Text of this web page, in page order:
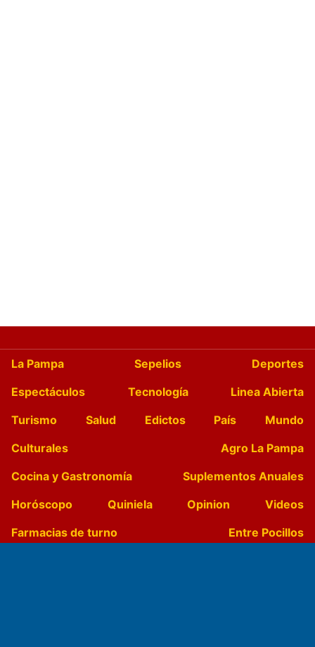
La Pampa Sepelios
Deportes
Espectáculos
Tecnología
Linea Abierta
Turismo
Salud Edictos País
Mundo
Culturales
Agro La Pampa
Cocina y Gastronomía
Suplementos Anuales
Horóscopo
Quiniela Opinion
Videos
Farmacias de turno
Entre Pocillos